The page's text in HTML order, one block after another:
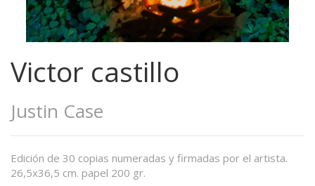
Victor castillo
Justin Case
Edición de 30 copias numeradas y firmadas por el artista.
26,5x36,5 cm. papel 200 gr.